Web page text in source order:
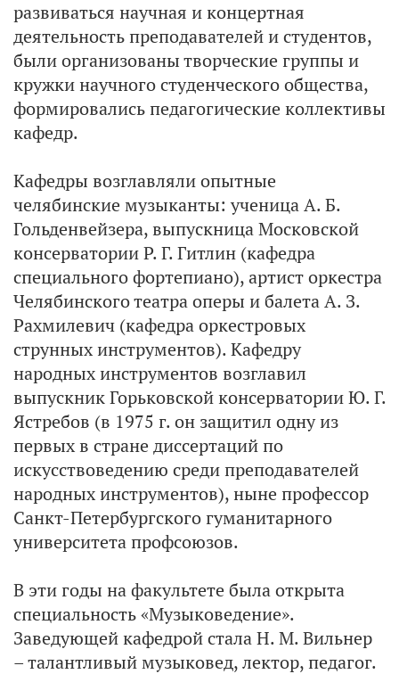
развиваться научная и концертная
деятельность преподавателей и студентов,
были организованы творческие группы и
кружки научного студенческого общества,
формировались педагогические коллективы
кафедр.
Кафедры возглавляли опытные
челябинские музыканты: ученица А. Б.
Гольденвейзера, выпускница Московской
консерватории Р. Г. Гитлин (кафедра
специального фортепиано), артист оркестра
Челябинского театра оперы и балета А. З.
Рахмилевич (кафедра оркестровых
струнных инструментов). Кафедру
народных инструментов возглавил
выпускник Горьковской консерватории Ю. Г.
Ястребов (в 1975 г. он защитил одну из
первых в стране диссертаций по
искусствоведению среди преподавателей
народных инструментов), ныне профессор
Санкт-Петербургского гуманитарного
университета профсоюзов.
В эти годы на факультете была открыта
специальность «Музыковедение».
Заведующей кафедрой стала Н. М. Вильнер
– талантливый музыковед, лектор, педагог.